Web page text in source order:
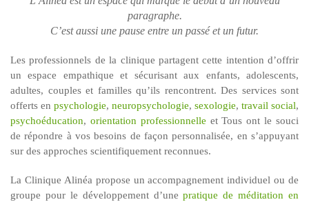
paragraphe.
C’est aussi une pause entre un passé et un futur.
Les professionnels de la clinique partagent cette intention d’offrir
un espace empathique et sécurisant aux enfants, adolescents,
adultes, couples et familles qu’ils rencontrent. Des services sont
offerts en psychologie, neuropsychologie, sexologie, travail social,
psychoéducation, orientation professionnelle et Tous ont le souci
de répondre à vos besoins de façon personnalisée, en s’appuyant
sur des approches scientifiquement reconnues.
La Clinique Alinéa propose un accompagnement individuel ou de
groupe pour le développement d’unepratique de méditation en